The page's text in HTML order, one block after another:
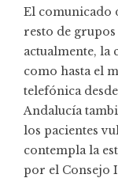
El comunicado
resto de grupos
actualmente, la
como hasta el
telefónica
Andalucía
los pacientes
contempla la
por el Consejo